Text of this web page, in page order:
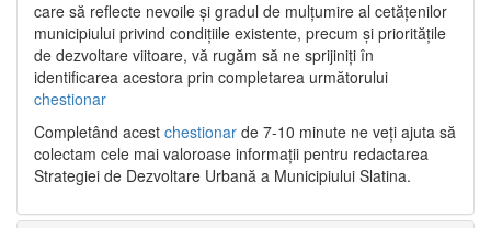
care să reflecte nevoile și gradul de mulțumire al cetățenilor
municipiului privind condițiile existente, precum și prioritățile
de dezvoltare viitoare, vă rugăm să ne sprijiniți în
identificarea acestora prin completarea următorului
chestionar
Completând acest chestionar de 7-10 minute ne veți ajuta să
colectam cele mai valoroase informații pentru redactarea
Strategiei de Dezvoltare Urbană a Municipiului Slatina.